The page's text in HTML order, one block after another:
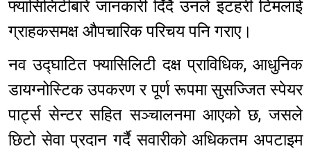
फ्यासिलिटीबारे जानकारी दिँदै उनले इटहरी टिमलाई
ग्राहकसमक्ष औपचारिक परिचय पनि गराए।
नव उद्घाटित फ्यासिलिटी दक्ष प्राविधिक, आधुनिक
डायग्नोस्टिक उपकरण र पूर्ण रूपमा सुसज्जित स्पेयर
पार्ट्स सेन्टर सहित सञ्चालनमा आएको छ, जसले
छिटो सेवा प्रदान गर्दै सवारीको अधिकतम अपटाइम